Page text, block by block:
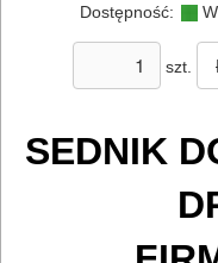
POMIAROWE
NARZĘDZIA
BUDOWLANE
ELEKTRY..
Dostępność:
szt.
SEDNIK